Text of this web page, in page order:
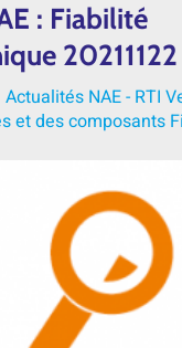
: Fiabilité
20211122
Actualités NAE - RTI
et des composants